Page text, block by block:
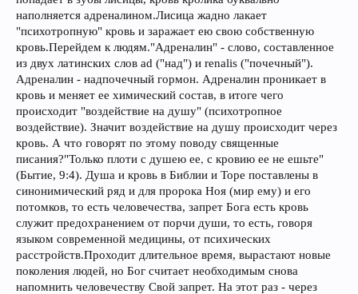
наполняется адреналином.Лисица жадно лакает
"психотропную" кровь и заражает ею свою собственную
кровь.Перейдем к людям."Адреналин" - слово, составленное
из двух латинских слов аd ("над") и renalis ("почечный").
Адреналин - надпочечный гормон. Адреналин проникает в
кровь и меняет ее химический состав, в итоге чего
происходит "воздействие на душу" (психотропное
воздействие). Значит воздействие на душу происходит через
кровь. А что говорят по этому поводу священные
писания?"Только плоти с душею ее, с кровию ее не ешьте"
(Бытие, 9:4). Душа и кровь в Библии и Торе поставлены в
синонимический ряд и для пророка Ноя (мир ему) и его
потомков, то есть человечества, запрет Бога есть кровь
служит предохранением от порчи души, то есть, говоря
языком современной медицины, от психических
расстройств.Проходит длительное время, вырастают новые
поколения людей, но Бог считает необходимым снова
напомнить человечеству Свой запрет. На этот раз - через